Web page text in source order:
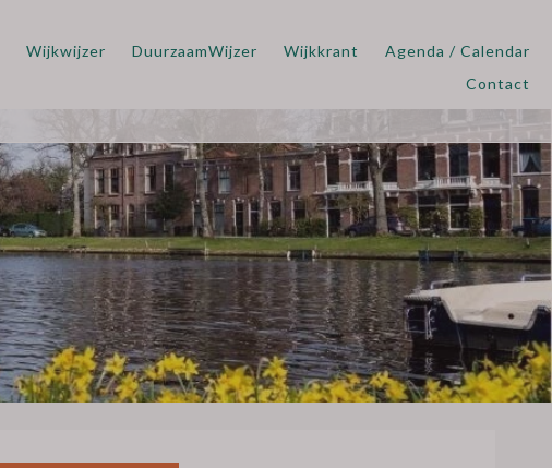
Wijkwijzer DuurzaamWijzer Wijkkrant
Agenda / Calendar
Contact